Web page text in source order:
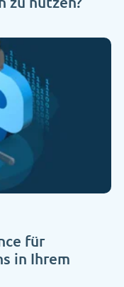
für
in Ihrem